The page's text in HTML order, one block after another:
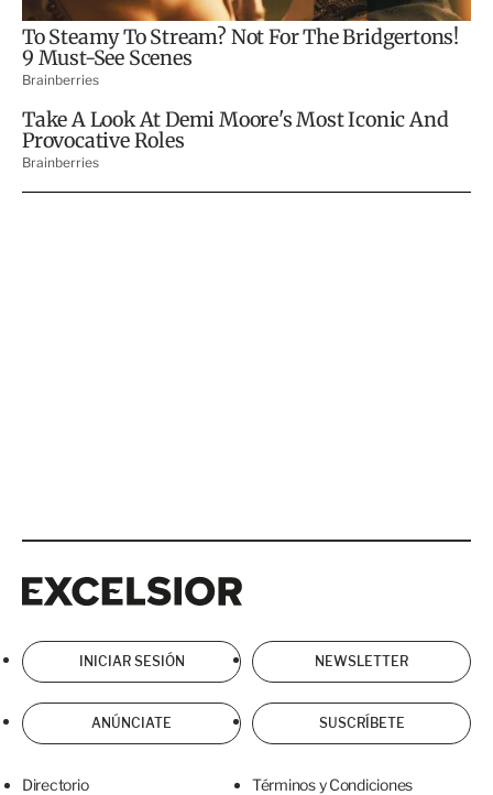
INICIAR SESIÓN NEWSLETTER
ANÚNCIATE SUSCRÍBETE
Directorio Términos y Condiciones